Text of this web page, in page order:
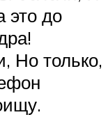
это до
Но только,